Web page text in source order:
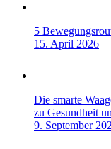
5
15. April 2026
Die smarte
zu Gesundheit
9. September